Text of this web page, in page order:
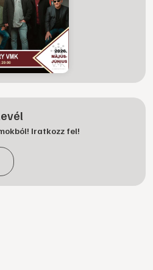
Iratkozz fel!